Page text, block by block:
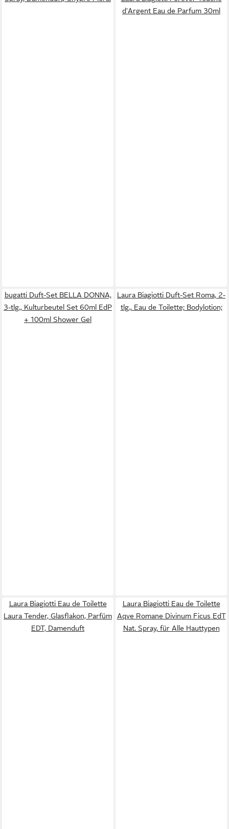
d'Argent Eau de Parfum 30ml
bugatti Duft-Set BELLA DONNA,
3-tlg., Kulturbeutel Set 60ml EdP
+ 100ml Shower Gel
Laura Biagiotti Duft-Set Roma, 2-
tlg., Eau de Toilette; Bodylotion;
Laura Biagiotti Eau de Toilette
Laura Tender, Glasflakon, Parfüm
EDT, Damenduft
Laura Biagiotti Eau de Toilette
Aqve Romane Divinum Ficus EdT
Nat. Spray, für Alle Hauttypen